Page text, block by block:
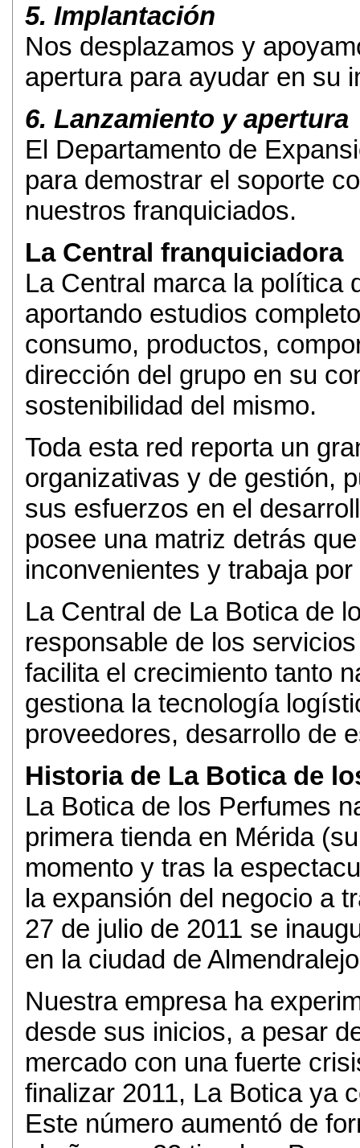
5. Implantación
Nos desplazamos y
apertura para ayudar en su
6. Lanzamiento y apertura
El Departamento de
para demostrar el soporte
nuestros franquiciados.
La Central franquiciadora
La Central marca la política
aportando estudios
consumo, productos,
dirección del grupo en su
sostenibilidad del mismo.
Toda esta red reporta un
organizativas y de gestión,
sus esfuerzos en el
posee una matriz detrás
inconvenientes y trabaja
La Central de La Botica de
responsable de los
facilita el crecimiento tanto
gestiona la tecnología
proveedores, desarrollo de
Historia de La Botica de
La Botica de los Perfumes
primera tienda en Mérida
momento y tras la
la expansión del negocio a
27 de julio de 2011 se
en la ciudad de
Nuestra empresa ha
desde sus inicios, a pesar
mercado con una fuerte
finalizar 2011, La Botica ya
Este número aumentó de